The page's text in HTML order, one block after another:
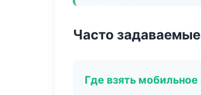
Часто
Где взять